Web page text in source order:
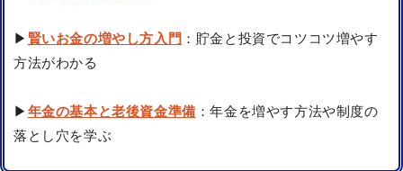
▶ 賢いお金の増やし方入門 ：貯金と投資でコツコツ増やす
方法がわかる
▶ 年金の基本と老後資金準備 ：年金を増やす方法や制度の
落とし穴を学ぶ